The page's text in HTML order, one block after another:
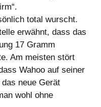
total wurscht.
erwähnt, dass das
17 Gramm
Am meisten stört
Wahoo auf seiner
neue Gerät
wohl ohne